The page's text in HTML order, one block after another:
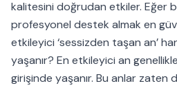
kalitesini doğrudan etkiler. Eğer
profesyonel destek almak en
etkileyici ‘sessizden taşan an’
yaşanır? En etkileyici an
girişinde yaşanır. Bu anlar zaten